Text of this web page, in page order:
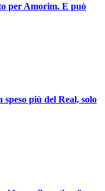
per Amorim. E può
più del Real, solo